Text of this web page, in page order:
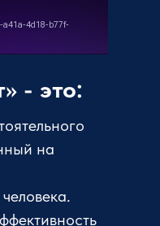
на
- это: